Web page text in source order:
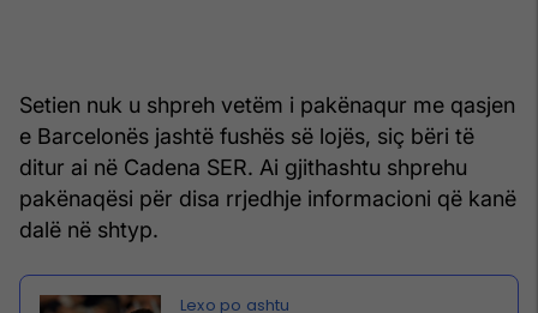
Setien nuk u shpreh vetëm i pakënaqur me qasjen
e Barcelonës jashtë fushës së lojës, siç bëri të
ditur ai në Cadena SER. Ai gjithashtu shprehu
pakënaqësi për disa rrjedhje informacioni që kanë
dalë në shtyp.